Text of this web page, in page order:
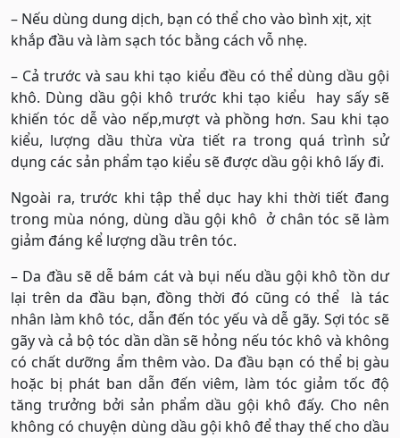
– Nếu dùng dung dịch, bạn có thể cho vào bình xịt, xịt
khắp đầu và làm sạch tóc bằng cách vỗ nhẹ.
– Cả trước và sau khi tạo kiểu đều có thể dùng dầu gội
khô. Dùng dầu gội khô trước khi tạo kiểu hay sấy sẽ
khiến tóc dễ vào nếp,mượt và phồng hơn. Sau khi tạo
kiểu, lượng dầu thừa vừa tiết ra trong quá trình sử
dụng các sản phẩm tạo kiểu sẽ được dầu gội khô lấy đi.
Ngoài ra, trước khi tập thể dục hay khi thời tiết đang
trong mùa nóng, dùng dầu gội khô ở chân tóc sẽ làm
giảm đáng kể lượng dầu trên tóc.
– Da đầu sẽ dễ bám cát và bụi nếu dầu gội khô tồn dư
lại trên da đầu bạn, đồng thời đó cũng có thể là tác
nhân làm khô tóc, dẫn đến tóc yếu và dễ gãy. Sợi tóc sẽ
gãy và cả bộ tóc dần dần sẽ hỏng nếu tóc khô và không
có chất dưỡng ẩm thêm vào. Da đầu bạn có thể bị gàu
hoặc bị phát ban dẫn đến viêm, làm tóc giảm tốc độ
tăng trưởng bởi sản phẩm dầu gội khô đấy. Cho nên
không có chuyện dùng dầu gội khô để thay thế cho dầu